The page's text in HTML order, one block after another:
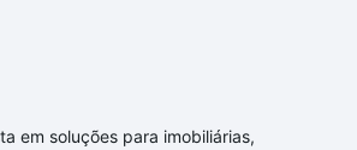
em soluções para imobiliárias,